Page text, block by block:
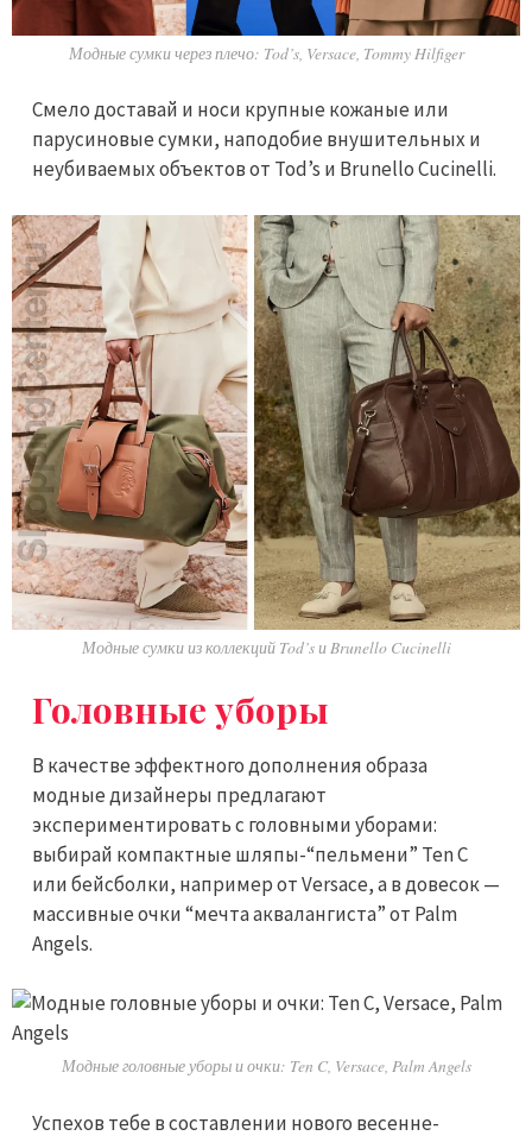
Модные сумки через плечо: Tod’s, Versace, Tommy Hilfiger
Смело доставай и носи крупные кожаные или
парусиновые сумки, наподобие внушительных и
неубиваемых объектов от Tod’s и Brunello Cucinelli.
Модные сумки из коллекций Tod’s и Brunello Cucinelli
Головные уборы
В качестве эффектного дополнения образа
модные дизайнеры предлагают
экспериментировать с головными уборами:
выбирай компактные шляпы-“пельмени” Ten C
или бейсболки, например от Versace, а в довесок —
массивные очки “мечта аквалангиста” от Palm
Angels.
Модные головные уборы и очки: Ten C, Versace, Palm Angels
Успехов тебе в составлении нового весенне-